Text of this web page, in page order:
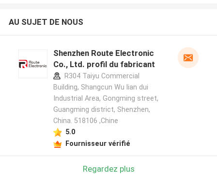
AU SUJET DE NOUS
Shenzhen Route Electronic
Co., Ltd. profil du fabricant
R304 Taiyu Commercial
Building, Shangcun Wu lian dui
Industrial Area, Gongming street,
Guangming district, Shenzhen,
China. 518106 ,Chine
5.0
Fournisseur vérifié
Regardez plus